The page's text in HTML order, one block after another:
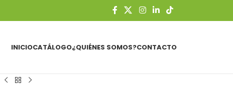
INICIOCATÁLOGO¿QUIÉNES SOMOS?CONTACTO